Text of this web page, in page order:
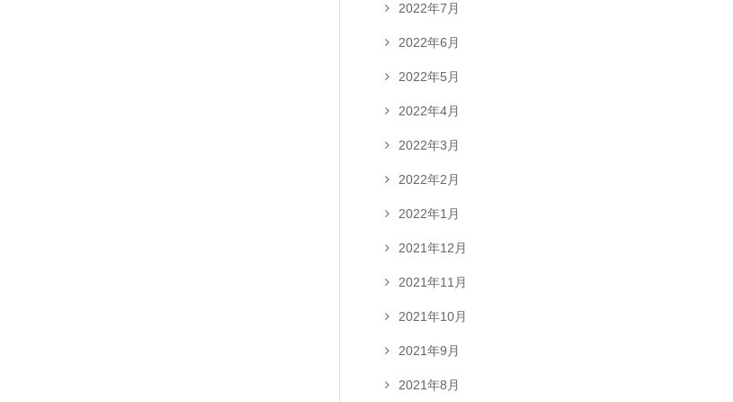
2022年7月
2022年6月
2022年5月
2022年4月
2022年3月
2022年2月
2022年1月
2021年12月
2021年11月
2021年10月
2021年9月
2021年8月